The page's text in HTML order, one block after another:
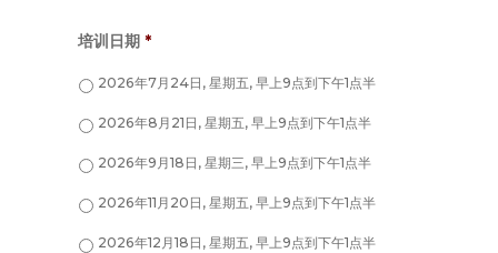
培训日期 *
2026年7月24日, 星期五, 早上9点到下午1点半
2026年8月21日, 星期五, 早上9点到下午1点半
2026年9月18日, 星期三, 早上9点到下午1点半
2026年11月20日, 星期五, 早上9点到下午1点半
2026年12月18日, 星期五, 早上9点到下午1点半